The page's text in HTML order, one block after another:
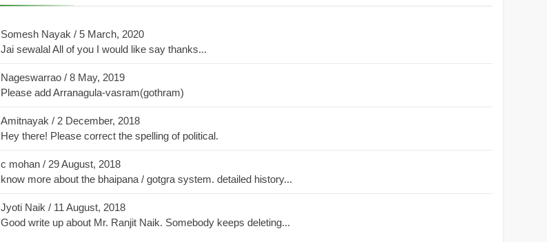
Somesh Nayak / 5 March, 2020
Jai sewalal All of you I would like say thanks...
Nageswarrao / 8 May, 2019
Please add Arranagula-vasram(gothram)
Amitnayak / 2 December, 2018
Hey there! Please correct the spelling of political.
c mohan / 29 August, 2018
know more about the bhaipana / gotgra system. detailed history...
Jyoti Naik / 11 August, 2018
Good write up about Mr. Ranjit Naik. Somebody keeps deleting...